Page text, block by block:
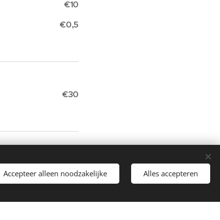
€10
€0,5
€30
€60
Accepteer alleen noodzakelijke Alles accepteren